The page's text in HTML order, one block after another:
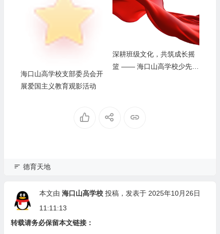
海口山高学校支部委员会开
展爱国主义教育观影活动
深耕班级文化，共筑成长摇
篮 —— 海口山高学校少先大
德育天地
本文由 海口山高学校 投稿，发表于 2025年10月26日
11:11:13
转载请务必保留本文链接：